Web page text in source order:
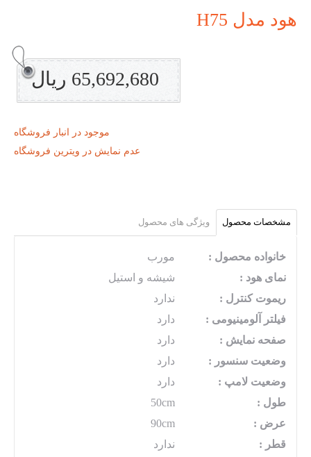
هود مدل H75
65,692,680 ریال
موجود در انبار فروشگاه
عدم نمایش در ویترین فروشگاه
مشخصات محصول ویژگی های محصول
خانواده محصول :
مورب
نمای هود :
شیشه و استیل
ریموت کنترل :
ندارد
فیلتر آلومینیومی :
دارد
صفحه نمایش :
دارد
وضعیت سنسور :
دارد
وضعیت لامپ :
دارد
طول :
50cm
عرض :
90cm
قطر :
ندارد